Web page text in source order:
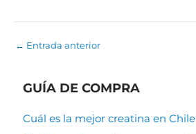
← Entrada anterior
GUÍA DE COMPRA
Cuál es la mejor creatina en Chile